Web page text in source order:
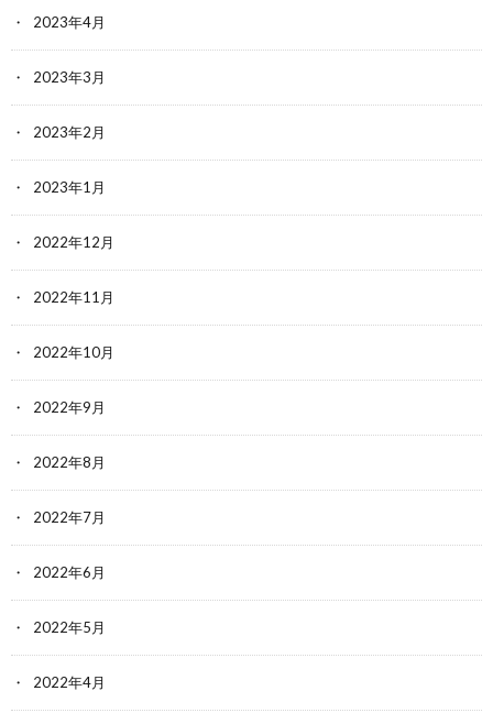
2023年4月
2023年3月
2023年2月
2023年1月
2022年12月
2022年11月
2022年10月
2022年9月
2022年8月
2022年7月
2022年6月
2022年5月
2022年4月